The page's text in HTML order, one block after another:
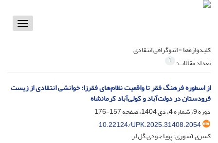
Toggle
کلیدواژه‌ها =اتنوگرافی انتقادی
تعداد مقالات: 1
از اسطوره فرهنگ فقر تا واقعیت نظام‌های فقرزا: خوانشی انتقادی از زیست
فرودستان در دولت‌آباد و کولی‌آباد کرمانشاه
دوره 9، شماره 4، دی 1404، صفحه
157-176
10.22124/UPK.2025.31408.2054
کسری آشوری؛ پویا جودی گل لر